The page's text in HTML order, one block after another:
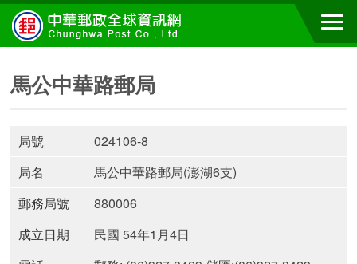
馬公中華路郵局
局號
024106-8
局名
馬公中華路郵局(澎湖6支)
郵務局號
880006
成立日期
民國 54年1月4日